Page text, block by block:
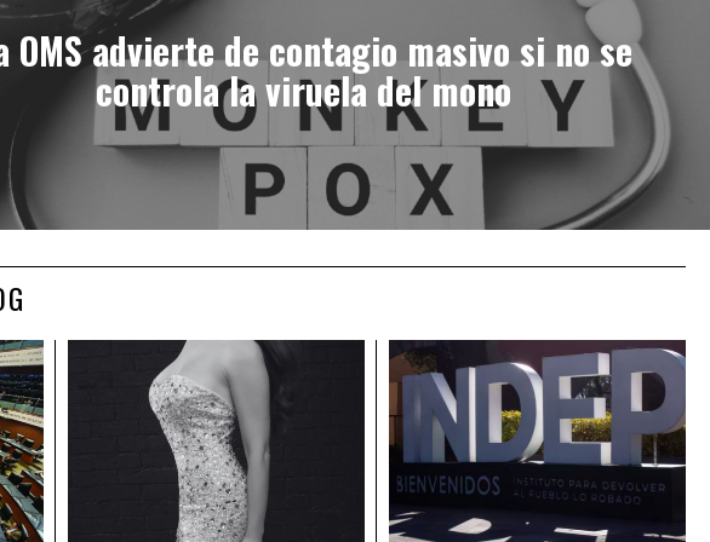
OMS advierte de contagio masivo si no se
controla la viruela del mono